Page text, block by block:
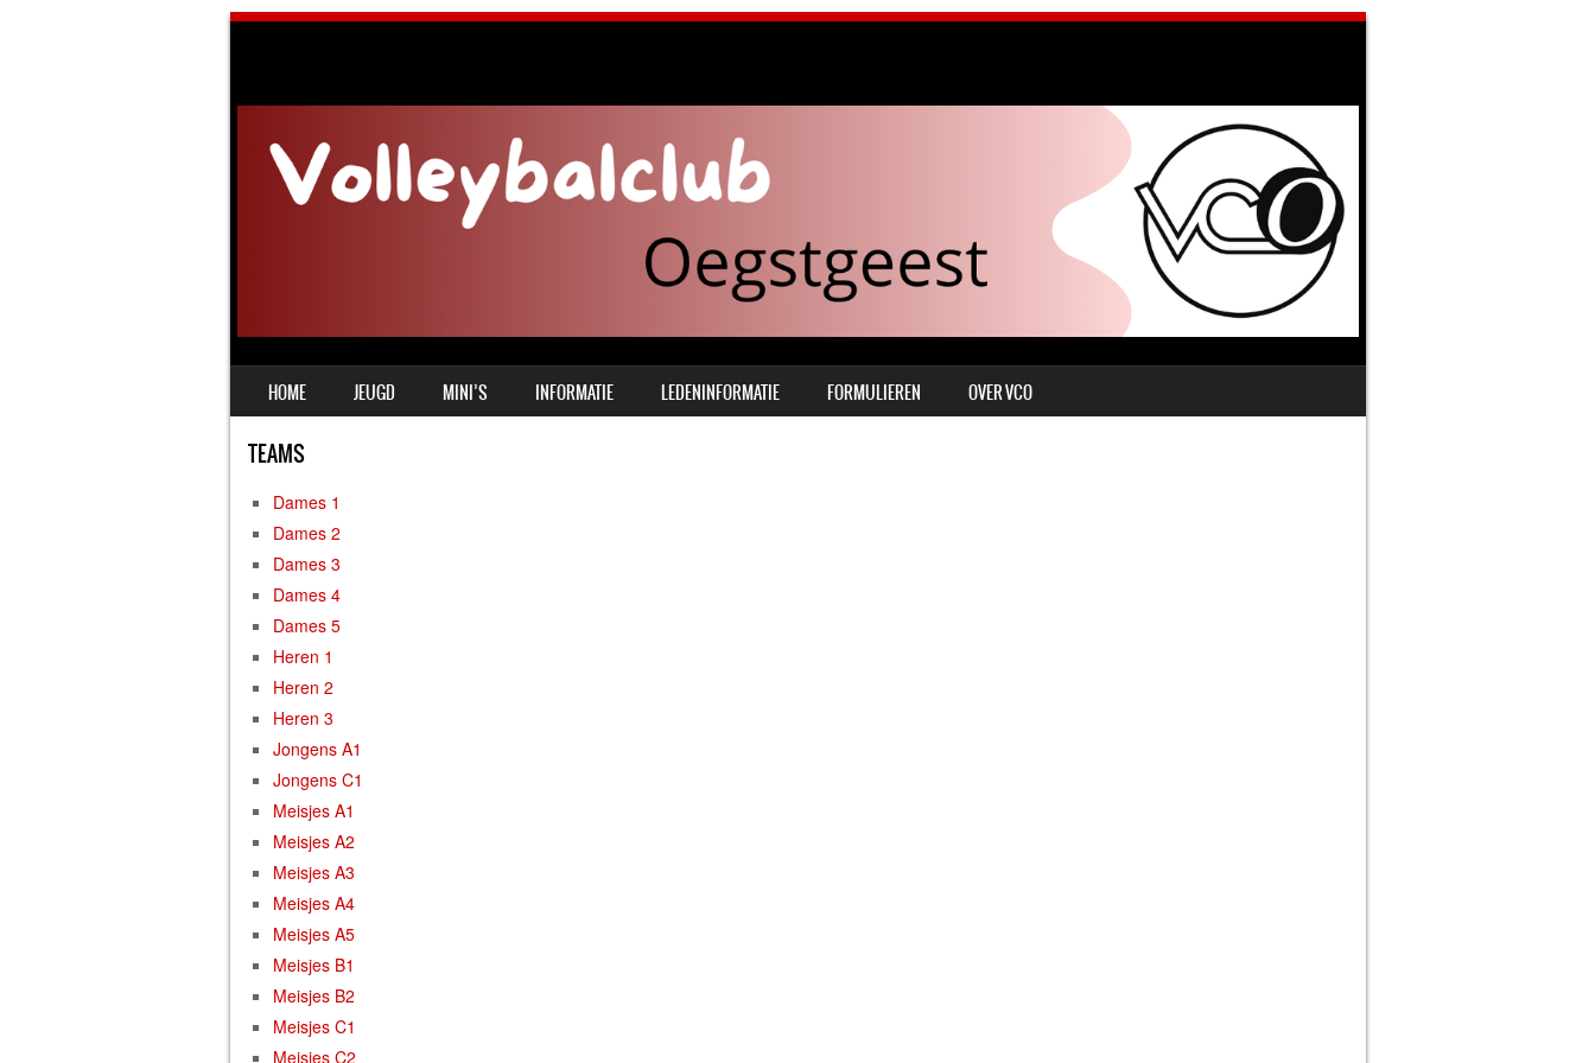
MENU
SKIP TO CONTENT
HOME JEUGD MINI’S INFORMATIE LEDENINFORMATIE FORMULIEREN OVER VCO
TEAMS
Dames 1
Dames 2
Dames 3
Dames 4
Dames 5
Heren 1
Heren 2
Heren 3
Jongens A1
Jongens C1
Meisjes A1
Meisjes A2
Meisjes A3
Meisjes A4
Meisjes A5
Meisjes B1
Meisjes B2
Meisjes C1
Meisjes C2